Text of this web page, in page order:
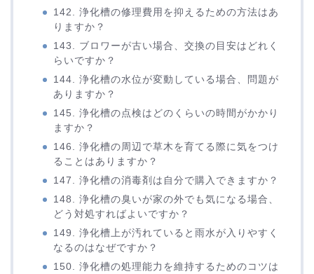
142. 浄化槽の修理費用を抑えるための方法はあ
りますか？
143. ブロワーが古い場合、交換の目安はどれく
らいですか？
144. 浄化槽の水位が変動している場合、問題が
ありますか？
145. 浄化槽の点検はどのくらいの時間がかかり
ますか？
146. 浄化槽の周辺で草木を育てる際に気をつけ
ることはありますか？
147. 浄化槽の消毒剤は自分で購入できますか？
148. 浄化槽の臭いが家の外でも気になる場合、
どう対処すればよいですか？
149. 浄化槽上が汚れていると雨水が入りやすく
なるのはなぜですか？
150. 浄化槽の処理能力を維持するためのコツは